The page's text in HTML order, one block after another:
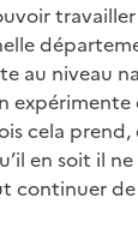
au niveau
expérimente
cela
en soit il
continuer